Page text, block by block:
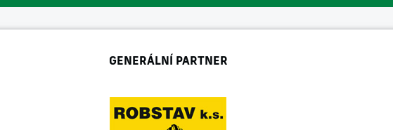
GENERÁLNÍ PARTNER